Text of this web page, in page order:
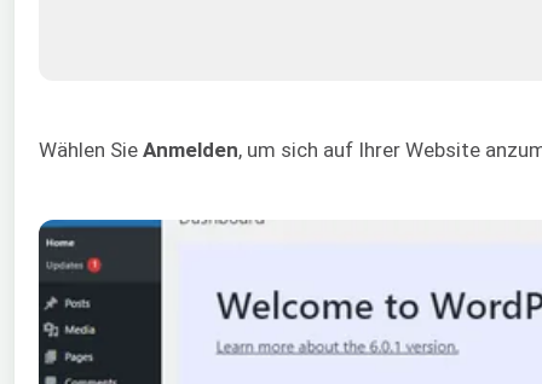
Wählen Sie Anmelden, um sich auf Ihrer Website